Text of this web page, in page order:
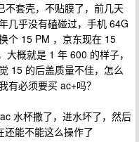
不套壳，不贴膜了，前几天
几乎没有磕碰过，手机 64G
个 15 PM ，京东现在 15
概就是 1 年 600 的样子，
15 的后盖质量不佳，怎么
有必须要买 ac+吗？
水杯撒了，进水坏了，然后
还能不能这么操作了